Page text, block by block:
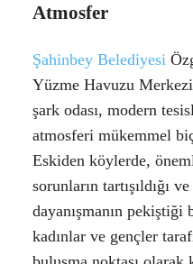
Atmosfer
Şahinbey Belediyesi
Yüzme Havuzu
şark odası, modern
atmosferi mükemmel
Eskiden köylerde,
sorunların tartışıldığı
dayanışmanın pekiştiği
kadınlar ve gençler